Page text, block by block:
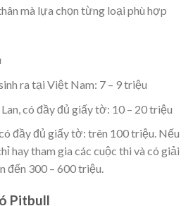
mà lựa chọn từng loại phù hợp
ra tại Việt Nam: 7 – 9 triệu
có đầy đủ giấy tờ: 10 – 20 triệu
đầy đủ giấy tờ: trên 100 triệu. Nếu
hay tham gia các cuộc thi và có giải
đến 300 – 600 triệu.
Pitbull